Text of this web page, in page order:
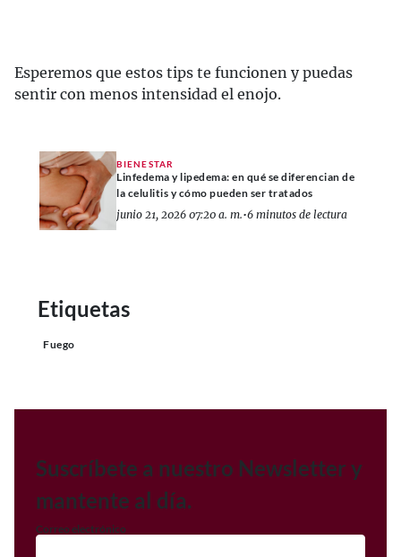
Esperemos que estos tips te funcionen y puedas
sentir con menos intensidad el enojo.
BIENESTAR
Linfedema y lipedema: en qué se diferencian de
la celulitis y cómo pueden ser tratados
junio 21, 2026 07:20 a. m.•6 minutos de lectura
Etiquetas
Fuego
Suscríbete a nuestro Newsletter y
mantente al día.
Correo electrónico